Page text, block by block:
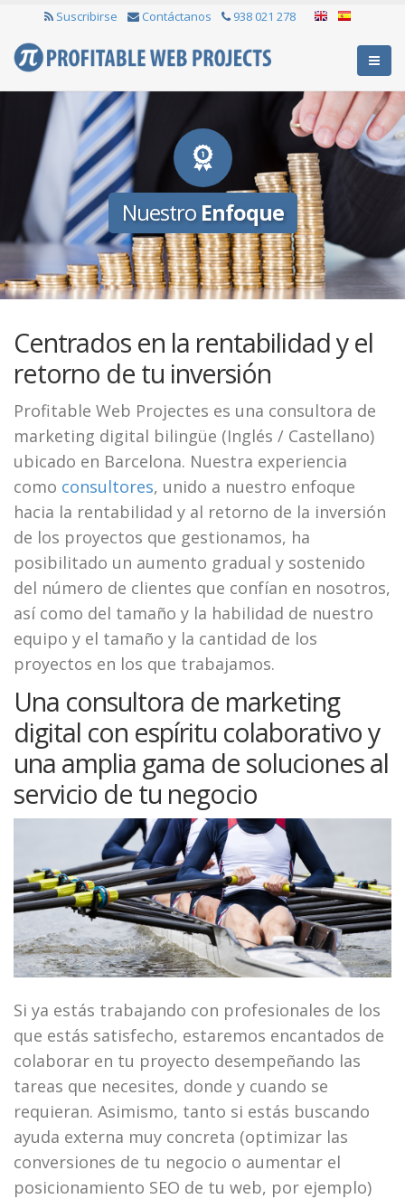
Suscribirse Contáctanos 938 021 278
Nuestro Enfoque
Centrados en la rentabilidad y el
retorno de tu inversión
Profitable Web Projectes es una consultora de
marketing digital bilingüe (Inglés / Castellano)
ubicado en Barcelona. Nuestra experiencia
como consultores, unido a nuestro enfoque
hacia la rentabilidad y al retorno de la inversión
de los proyectos que gestionamos, ha
posibilitado un aumento gradual y sostenido
del número de clientes que confían en nosotros,
así como del tamaño y la habilidad de nuestro
equipo y el tamaño y la cantidad de los
proyectos en los que trabajamos.
Una consultora de marketing
digital con espíritu colaborativo y
una amplia gama de soluciones al
servicio de tu negocio
Si ya estás trabajando con profesionales de los
que estás satisfecho, estaremos encantados de
colaborar en tu proyecto desempeñando las
tareas que necesites, donde y cuando se
requieran. Asimismo, tanto si estás buscando
ayuda externa muy concreta (optimizar las
conversiones de tu negocio o aumentar el
posicionamiento SEO de tu web, por ejemplo)